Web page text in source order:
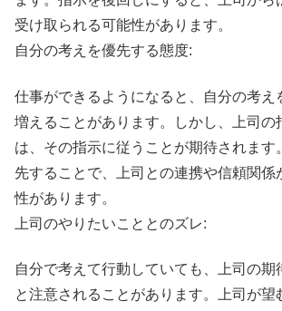
受け取られる可能性があります。
自分の考えを優先する態度:
仕事ができるようになると、自分の考え
増えることがあります。しかし、上司の
は、その指示に従うことが期待されます
先することで、上司との連携や信頼関係
性があります。
上司のやりたいこととのズレ:
自分で考えて行動していても、上司の期
と注意されることがあります。上司が望